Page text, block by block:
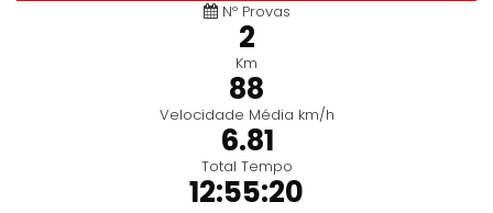
Nº Provas
2
Km
88
Velocidade Média km/h
6.81
Total Tempo
12:55:20